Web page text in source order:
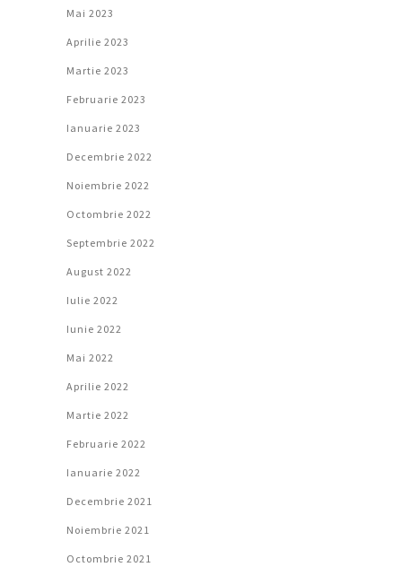
Mai 2023
Aprilie 2023
Martie 2023
Februarie 2023
Ianuarie 2023
Decembrie 2022
Noiembrie 2022
Octombrie 2022
Septembrie 2022
August 2022
Iulie 2022
Iunie 2022
Mai 2022
Aprilie 2022
Martie 2022
Februarie 2022
Ianuarie 2022
Decembrie 2021
Noiembrie 2021
Octombrie 2021